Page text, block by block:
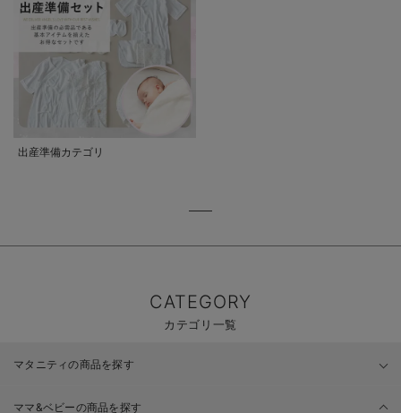
出産準備カテゴリ
CATEGORY
カテゴリ一覧
マタニティの商品を探す
ママ&ベビーの商品を探す